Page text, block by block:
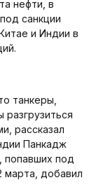
нефти, в
санкции
и Индии в
танкеры,
рассказал
Панкадж
попавших под
марта, добавил